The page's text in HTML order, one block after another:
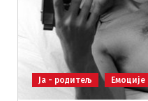
Ја - родитељ Емоције